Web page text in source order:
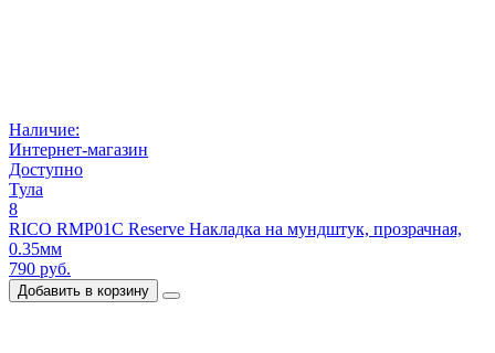
Наличие:
Интернет-магазин
Доступно
Тула
8
RICO RMP01C Reserve Накладка на мундштук, прозрачная,
0.35мм
790 руб.
Добавить в корзину